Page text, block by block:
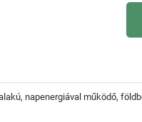
napenergiával működő,